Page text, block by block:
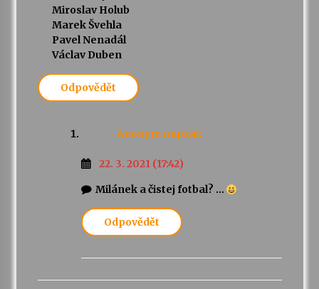
Miroslav Holub
Marek Švehla
Pavel Nenadál
Václav Duben
Odpovědět
Anonym napsal:
22. 3. 2021 (17:42)
Milánek a čistej fotbal? …
Odpovědět